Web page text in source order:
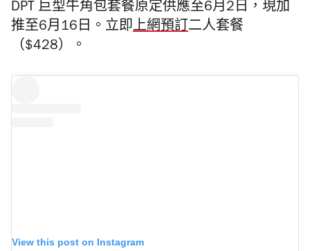
DPT 巨型牛角包套餐原定供應至6月2日，現加
推至6月16日。 立即上網預訂二人套餐
（$428）。
View this post on Instagram